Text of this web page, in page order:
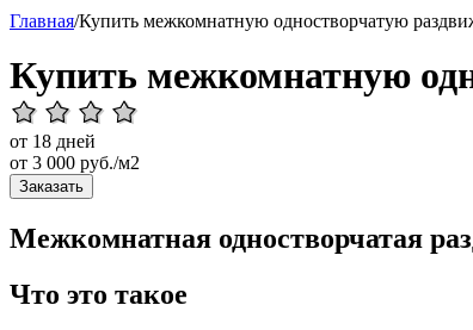
Главная/Купить межкомнатную одностворчатую
Купить межкомнатную
от 18 дней
от 3 000 руб./м2
Заказать
Межкомнатная одностворчатая
Что это такое